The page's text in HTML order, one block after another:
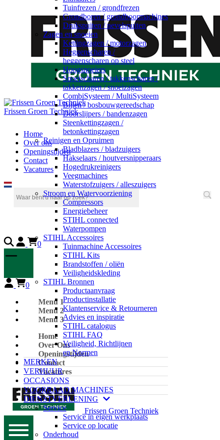
Frissen Groen Techniek
Home
Over ons
Openingstijden
Contact
Vacatures
Tuinfrezen / grondfrezen
Grondboren / grondboormachines
Drukspuiten / nevelspuiten
Zagen en snoeien
Kettingzagen / motorzagen
Heggenscharen /
heggenscharen op steel
Hoogsnoeiers
Snoeischaren / takkenscharen /
takkenzagen / snoeizagen
CombiSysteem / MultiSysteem
Bijlen / bosbouwgereedschap
Doorslijpers / bandenzagen
Steenkettingzagen /
betonkettingzagen
Reinigen en Opruimen
Bladblazers / bladzuigers
Hakselaars / houtversnipperaars
Hogedrukreinigers
Veegmachines
Waterstofzuigers / alleszuigers
Stroom en Watervoorziening
Compressors
Energiebeheer
STIHL connected
Waterpompen
STIHL Accessoires
Tuinmachine Accessoires
STIHL Kits
Brandstoffen / oliën
Veiligheidskleding
STIHL Bronnen
Productaanvraag
Productinstallatie
Klantenservice & Retourneren
Advies en inspiratie
STIHL catalogus
STIHL FAQ
Veiligheid, Richtlijnen
en Normen
MERKEN
VERHUUR
OCCASIONS
VOORRAAD MACHINES
DIENSTVERLENING
Service
Service in eigen werkplaats
Service op locatie
Onderhoud
0
0
Menu 1
Menu 2
Menu 3
Home
Over Ons
Openingstijden
Contact
Vacatures
Frissen Groen Techniek